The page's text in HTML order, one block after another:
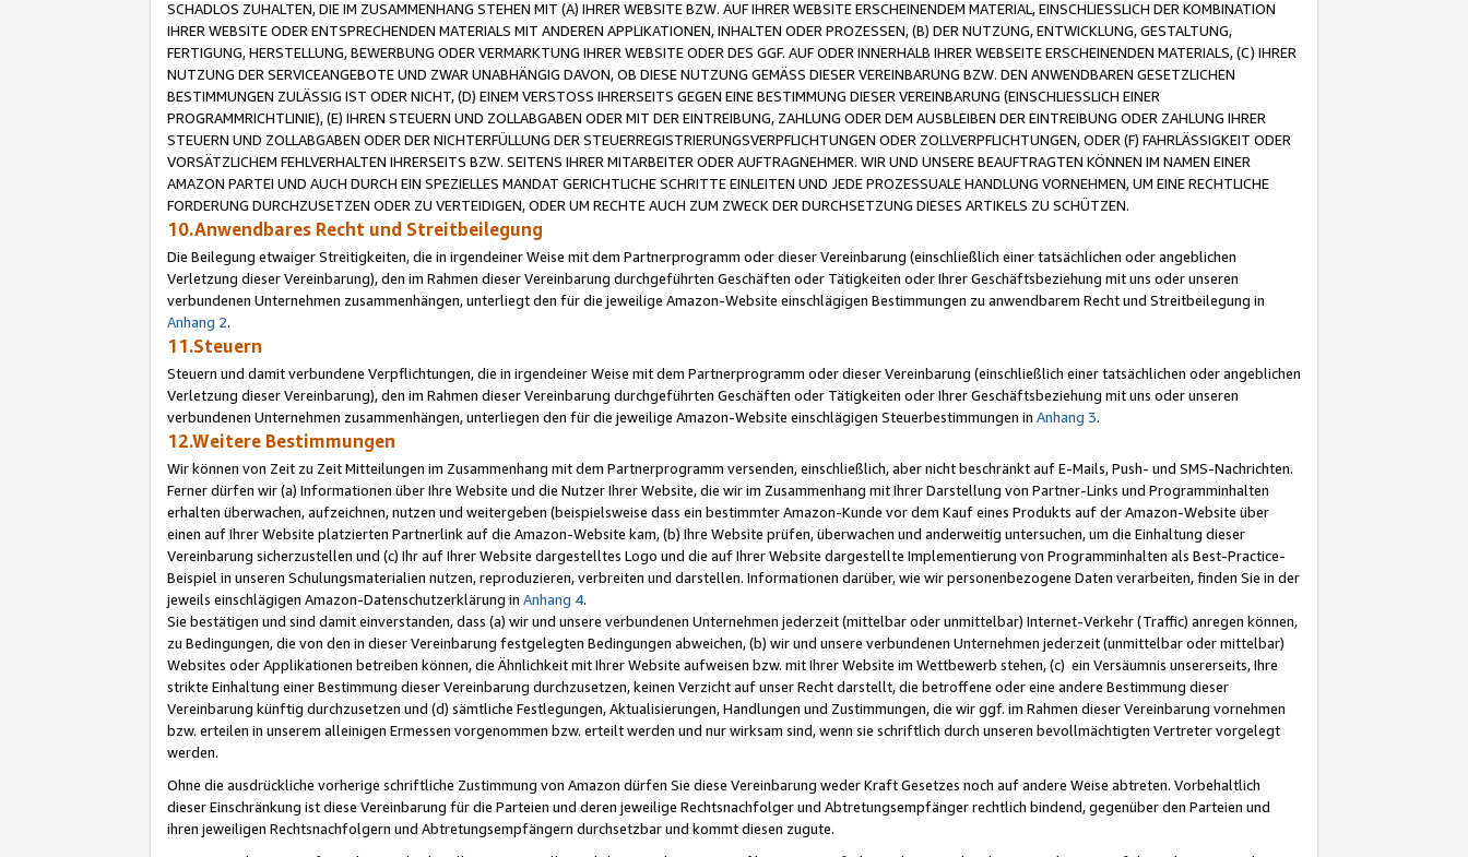
SCHADLOS ZUHALTEN, DIE IM ZUSAMMENHANG STEHEN MIT (A) IHRER WEBSITE BZW. AUF IHRER WEBSITE ERSCHEINENDEM MATERIAL, EINSCHLIESSLICH DER KOMBINATION
IHRER WEBSITE ODER ENTSPRECHENDEN MATERIALS MIT ANDEREN APPLIKATIONEN, INHALTEN ODER PROZESSEN, (B) DER NUTZUNG, ENTWICKLUNG, GESTALTUNG,
FERTIGUNG, HERSTELLUNG, BEWERBUNG ODER VERMARKTUNG IHRER WEBSITE ODER DES GGF. AUF ODER INNERHALB IHRER WEBSEITE ERSCHEINENDEN MATERIALS, (C) IHRER
NUTZUNG DER SERVICEANGEBOTE UND ZWAR UNABHÄNGIG DAVON, OB DIESE NUTZUNG GEMÄSS DIESER VEREINBARUNG BZW. DEN ANWENDBAREN GESETZLICHEN
BESTIMMUNGEN ZULÄSSIG IST ODER NICHT, (D) EINEM VERSTOSS IHRERSEITS GEGEN EINE BESTIMMUNG DIESER VEREINBARUNG (EINSCHLIESSLICH EINER
PROGRAMMRICHTLINIE), (E) IHREN STEUERN UND ZOLLABGABEN ODER MIT DER EINTREIBUNG, ZAHLUNG ODER DEM AUSBLEIBEN DER EINTREIBUNG ODER ZAHLUNG IHRER
STEUERN UND ZOLLABGABEN ODER DER NICHTERFÜLLUNG DER STEUERREGISTRIERUNGSVERPFLICHTUNGEN ODER ZOLLVERPFLICHTUNGEN, ODER (F) FAHRLÄSSIGKEIT ODER
VORSÄTZLICHEM FEHLVERHALTEN IHRERSEITS BZW. SEITENS IHRER MITARBEITER ODER AUFTRAGNEHMER. WIR UND UNSERE BEAUFTRAGTEN KÖNNEN IM NAMEN EINER
AMAZON PARTEI UND AUCH DURCH EIN SPEZIELLES MANDAT GERICHTLICHE SCHRITTE EINLEITEN UND JEDE PROZESSUALE HANDLUNG VORNEHMEN, UM EINE RECHTLICHE
FORDERUNG DURCHZUSETZEN ODER ZU VERTEIDIGEN, ODER UM RECHTE AUCH ZUM ZWECK DER DURCHSETZUNG DIESES ARTIKELS ZU SCHÜTZEN.
10.Anwendbares Recht und Streitbeilegung
Die Beilegung etwaiger Streitigkeiten, die in irgendeiner Weise mit dem Partnerprogramm oder dieser Vereinbarung (einschließlich einer tatsächlichen oder angeblichen
Verletzung dieser Vereinbarung), den im Rahmen dieser Vereinbarung durchgeführten Geschäften oder Tätigkeiten oder Ihrer Geschäftsbeziehung mit uns oder unseren
verbundenen Unternehmen zusammenhängen, unterliegt den für die jeweilige Amazon-Website einschlägigen Bestimmungen zu anwendbarem Recht und Streitbeilegung in
Anhang 2.
11.Steuern
Steuern und damit verbundene Verpflichtungen, die in irgendeiner Weise mit dem Partnerprogramm oder dieser Vereinbarung (einschließlich einer tatsächlichen oder angeblichen
Verletzung dieser Vereinbarung), den im Rahmen dieser Vereinbarung durchgeführten Geschäften oder Tätigkeiten oder Ihrer Geschäftsbeziehung mit uns oder unseren
verbundenen Unternehmen zusammenhängen, unterliegen den für die jeweilige Amazon-Website einschlägigen Steuerbestimmungen in Anhang 3.
12.Weitere Bestimmungen
Wir können von Zeit zu Zeit Mitteilungen im Zusammenhang mit dem Partnerprogramm versenden, einschließlich, aber nicht beschränkt auf E-Mails, Push- und SMS-Nachrichten.
Ferner dürfen wir (a) Informationen über Ihre Website und die Nutzer Ihrer Website, die wir im Zusammenhang mit Ihrer Darstellung von Partner-Links und Programminhalten
erhalten überwachen, aufzeichnen, nutzen und weitergeben (beispielsweise dass ein bestimmter Amazon-Kunde vor dem Kauf eines Produkts auf der Amazon-Website über
einen auf Ihrer Website platzierten Partnerlink auf die Amazon-Website kam, (b) Ihre Website prüfen, überwachen und anderweitig untersuchen, um die Einhaltung dieser
Vereinbarung sicherzustellen und (c) Ihr auf Ihrer Website dargestelltes Logo und die auf Ihrer Website dargestellte Implementierung von Programminhalten als Best-Practice-
Beispiel in unseren Schulungsmaterialien nutzen, reproduzieren, verbreiten und darstellen. Informationen darüber, wie wir personenbezogene Daten verarbeiten, finden Sie in der
jeweils einschlägigen Amazon-Datenschutzerklärung in Anhang 4.
Sie bestätigen und sind damit einverstanden, dass (a) wir und unsere verbundenen Unternehmen jederzeit (mittelbar oder unmittelbar) Internet-Verkehr (Traffic) anregen können,
zu Bedingungen, die von den in dieser Vereinbarung festgelegten Bedingungen abweichen, (b) wir und unsere verbundenen Unternehmen jederzeit (unmittelbar oder mittelbar)
Websites oder Applikationen betreiben können, die Ähnlichkeit mit Ihrer Website aufweisen bzw. mit Ihrer Website im Wettbewerb stehen, (c) ein Versäumnis unsererseits, Ihre
strikte Einhaltung einer Bestimmung dieser Vereinbarung durchzusetzen, keinen Verzicht auf unser Recht darstellt, die betroffene oder eine andere Bestimmung dieser
Vereinbarung künftig durchzusetzen und (d) sämtliche Festlegungen, Aktualisierungen, Handlungen und Zustimmungen, die wir ggf. im Rahmen dieser Vereinbarung vornehmen
bzw. erteilen in unserem alleinigen Ermessen vorgenommen bzw. erteilt werden und nur wirksam sind, wenn sie schriftlich durch unseren bevollmächtigten Vertreter vorgelegt
werden.
Ohne die ausdrückliche vorherige schriftliche Zustimmung von Amazon dürfen Sie diese Vereinbarung weder Kraft Gesetzes noch auf andere Weise abtreten. Vorbehaltlich
dieser Einschränkung ist diese Vereinbarung für die Parteien und deren jeweilige Rechtsnachfolger und Abtretungsempfänger rechtlich bindend, gegenüber den Parteien und
ihren jeweiligen Rechtsnachfolgern und Abtretungsempfängern durchsetzbar und kommt diesen zugute.